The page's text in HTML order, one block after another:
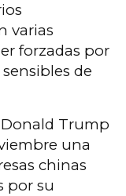
varias
forzadas por
de
Trump
una
chinas
por su